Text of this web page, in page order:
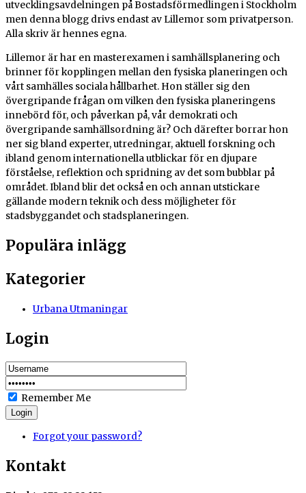
utvecklingsavdelningen på Bostadsförmedlingen i Stockholm
men denna blogg drivs endast av Lillemor som privatperson.
Alla skriv är hennes egna.
Lillemor är har en masterexamen i samhällsplanering och
brinner för kopplingen mellan den fysiska planeringen och
vårt samhälles sociala hållbarhet. Hon ställer sig den
övergripande frågan om vilken den fysiska planeringens
innebörd för, och påverkan på, vår demokrati och
övergripande samhällsordning är? Och därefter borrar hon
ner sig bland experter, utredningar, aktuell forskning och
ibland genom internationella utblickar för en djupare
förståelse, reflektion och spridning av det som bubblar på
området. Ibland blir det också en och annan utstickare
gällande modern teknik och dess möjligheter för
stadsbyggandet och stadsplaneringen.
Populära inlägg
Kategorier
Urbana Utmaningar
Login
Remember Me
Login
Forgot your password?
Kontakt